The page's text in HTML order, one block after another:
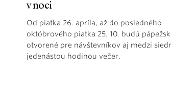
v noci
Od piatka 26. apríla, až do posledného
októbrového piatka 25. 10. budú
otvorené pre návštevníkov aj medzi
jedenástou hodinou večer.